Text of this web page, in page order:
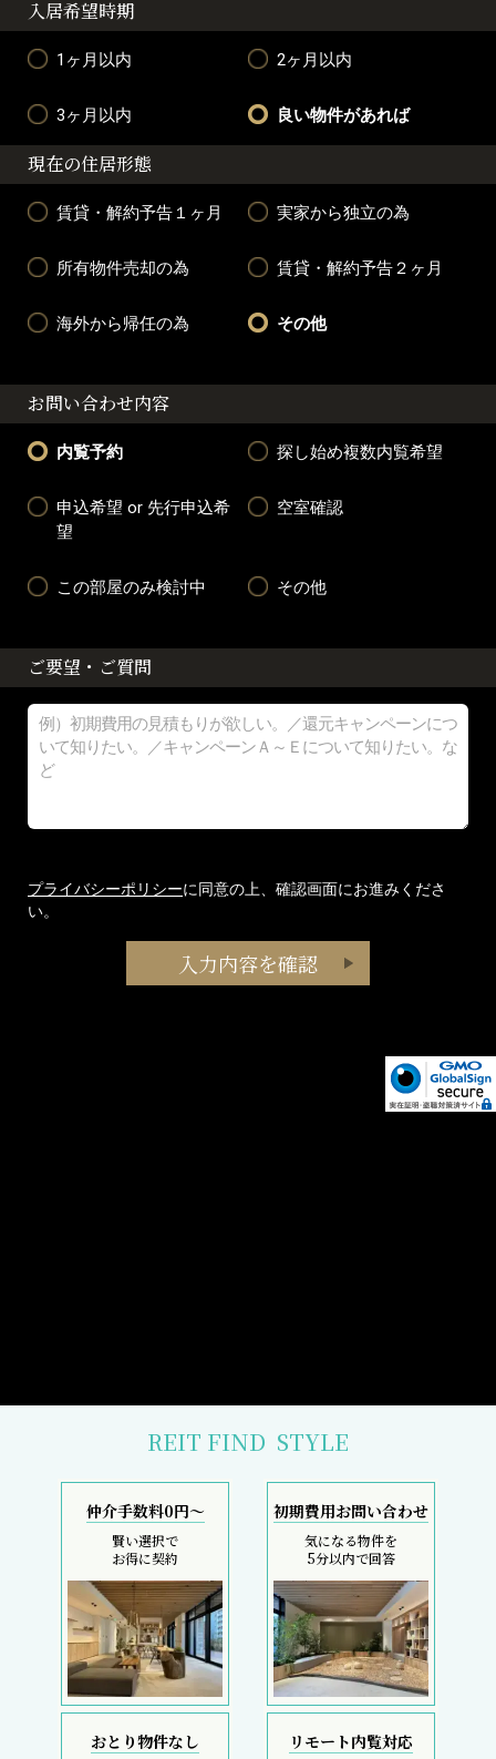
入居希望時期
1ヶ月以内 2ヶ月以内
3ヶ月以内 良い物件があれば
現在の住居形態
賃貸・解約予告１ヶ月 実家から独立の為
所有物件売却の為 賃貸・解約予告２ヶ月
海外から帰任の為 その他
お問い合わせ内容
内覧予約 探し始め複数内覧希望
申込希望 or 先行申込希
望
空室確認
この部屋のみ検討中 その他
ご要望・ご質問
プライバシーポリシーに同意の上、確認画面にお進みくださ
い。
REIT FIND STYLE
仲介手数料0円～
賢い選択で
お得に契約
初期費用お問い合わせ
気になる物件を
5分以内で回答
おとり物件なし リモート内覧対応